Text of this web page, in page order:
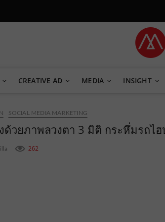
Oops!
CREATIVE AD MEDIA INSIGHT
SOCIAL MEDIA MARKETING
วยภาพลวงตา 3 มิติ กระหึ่มรถไ
262